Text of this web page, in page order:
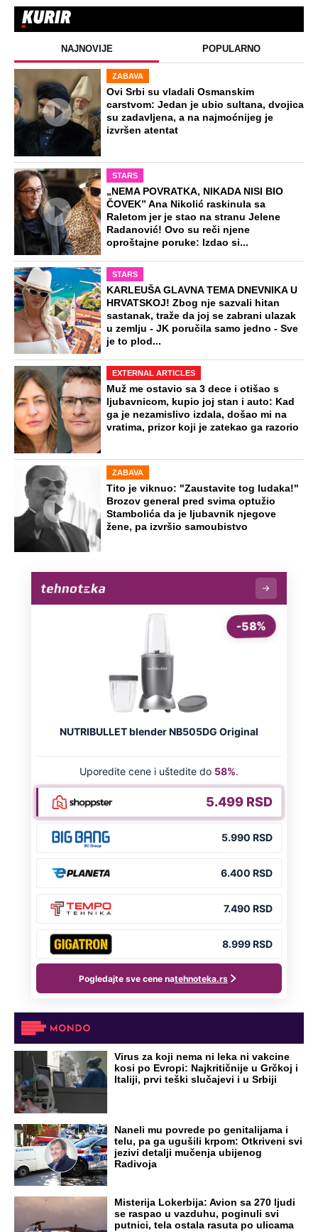
NAJNOVIJE POPULARNO
ZABAVA
Ovi Srbi su vladali Osmanskim
carstvom: Jedan je ubio sultana, dvojica
su zadavljena, a na najmoćnijeg je
izvršen atentat
STARS
„NEMA POVRATKA, NIKADA NISI BIO
ČOVEK” Ana Nikolić raskinula sa
Raletom jer je stao na stranu Jelene
Radanović! Ovo su reči njene
oproštajne poruke: Izdao si...
STARS
KARLEUŠA GLAVNA TEMA DNEVNIKA U
HRVATSKOJ! Zbog nje sazvali hitan
sastanak, traže da joj se zabrani ulazak
u zemlju - JK poručila samo jedno - Sve
je to plod...
EXTERNAL ARTICLES
Muž me ostavio sa 3 dece i otišao s
ljubavnicom, kupio joj stan i auto: Kad
ga je nezamislivo izdala, došao mi na
vratima, prizor koji je zatekao ga razorio
ZABAVA
Tito je viknuo: "Zaustavite tog ludaka!"
Brozov general pred svima optužio
Stambolića da je ljubavnik njegove
žene, pa izvršio samoubistvo
Virus za koji nema ni leka ni vakcine
kosi po Evropi: Najkritičnije u Grčkoj i
Italiji, prvi teški slučajevi i u Srbiji
Naneli mu povrede po genitalijama i
telu, pa ga ugušili krpom: Otkriveni svi
jezivi detalji mučenja ubijenog
Radivoja
Misterija Lokerbija: Avion sa 270 ljudi
se raspao u vazduhu, poginuli svi
putnici, tela ostala rasuta po ulicama